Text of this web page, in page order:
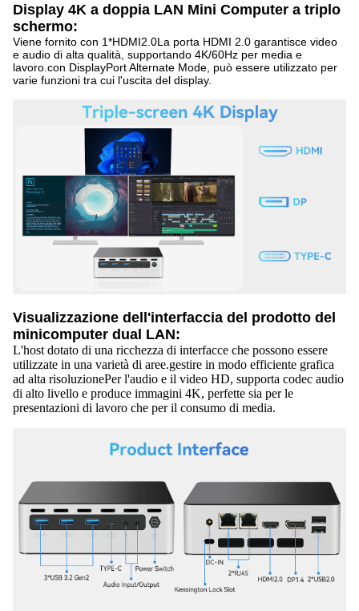
Display 4K a doppia LAN Mini Computer a triplo
schermo:
Viene fornito con 1*HDMI2.0La porta HDMI 2.0 garantisce video
e audio di alta qualità, supportando 4K/60Hz per media e
lavoro.con DisplayPort Alternate Mode, può essere utilizzato per
varie funzioni tra cui l'uscita del display.
Visualizzazione dell'interfaccia del prodotto del
minicomputer dual LAN:
L'host dotato di una ricchezza di interfacce che possono essere
utilizzate in una varietà di aree.gestire in modo efficiente grafica
ad alta risoluzionePer l'audio e il video HD, supporta codec audio
di alto livello e produce immagini 4K, perfette sia per le
presentazioni di lavoro che per il consumo di media.